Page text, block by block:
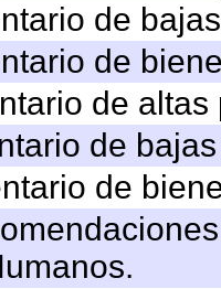
de
de
de
de
de